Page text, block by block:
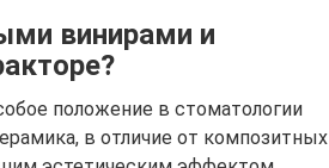
винирами и
положение в стоматологии
в отличие от композитных